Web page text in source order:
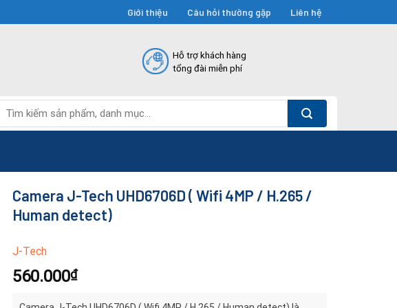
Giới thiệu Câu hỏi thường gặp Liên hệ
Hỗ trợ khách hàng
tổng đài miễn phí
kiếm:
Camera J-Tech UHD6706D ( Wifi 4MP / H.265 /
Human detect)
J-Tech
560.000₫